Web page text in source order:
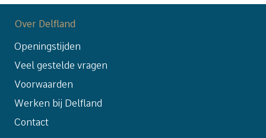
Over Delfland
Openingstijden
Veel gestelde vragen
Voorwaarden
Werken bij Delfland
Contact